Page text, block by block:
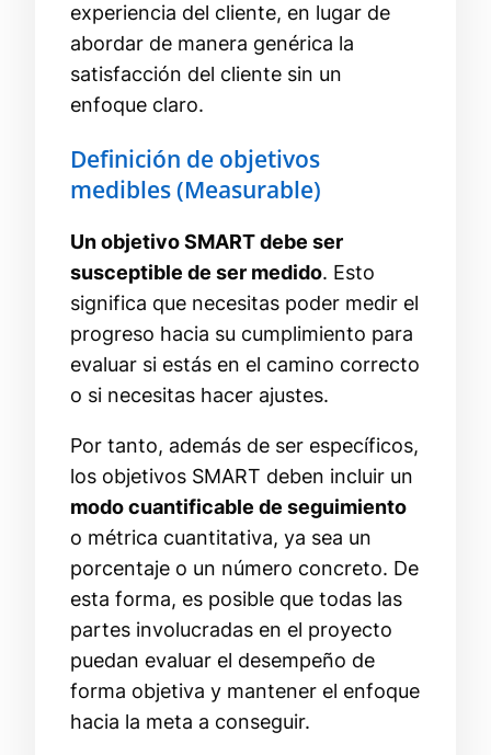
experiencia del cliente, en lugar de
abordar de manera genérica la
satisfacción del cliente sin un
enfoque claro.
Definición de objetivos
medibles (Measurable)
Un objetivo SMART debe ser
susceptible de ser medido. Esto
significa que necesitas poder medir el
progreso hacia su cumplimiento para
evaluar si estás en el camino correcto
o si necesitas hacer ajustes.
Por tanto, además de ser específicos,
los objetivos SMART deben incluir un
modo cuantificable de seguimiento
o métrica cuantitativa, ya sea un
porcentaje o un número concreto. De
esta forma, es posible que todas las
partes involucradas en el proyecto
puedan evaluar el desempeño de
forma objetiva y mantener el enfoque
hacia la meta a conseguir.